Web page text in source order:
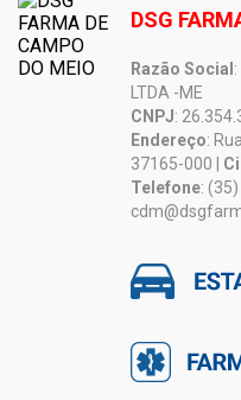
DSG
Razão Social
LTDA -ME
CNPJ:
Endereço:
37165-000 |
Telefone: